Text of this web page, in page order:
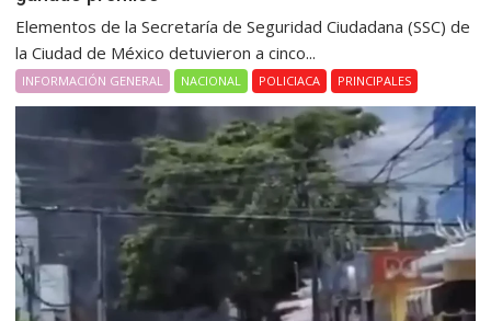
Elementos de la Secretaría de Seguridad Ciudadana (SSC) de
la Ciudad de México detuvieron a cinco...
INFORMACIÓN GENERAL NACIONAL POLICIACA PRINCIPALES